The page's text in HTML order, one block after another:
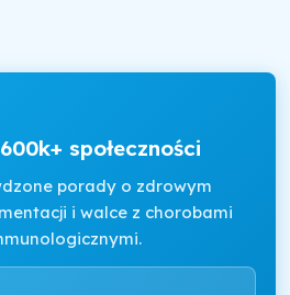
społeczności
porady o zdrowym
i walce z chorobami